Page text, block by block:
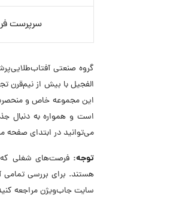
سرپرست
گروه صنعتی
الفجیل با بیش از نیم‌قرن
این مجموعه خاص و
است و همواره به دنبال
می‌توانید در ابتدای صفحه
توجه: فرصت‌های شغلی که
هستند. برای بررسی
سایت جاب‌ویژن مراجعه